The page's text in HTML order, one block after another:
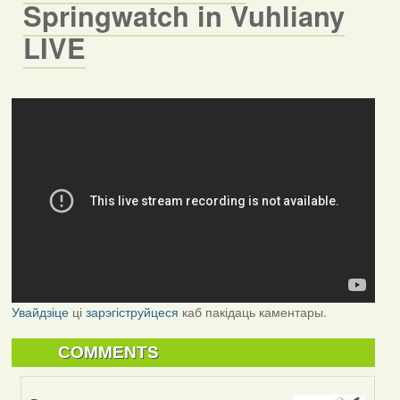
Springwatch in Vuhliany
LIVE
Увайдзіцеці зарэгіструйцеся каб пакідаць каментары.
COMMENTS